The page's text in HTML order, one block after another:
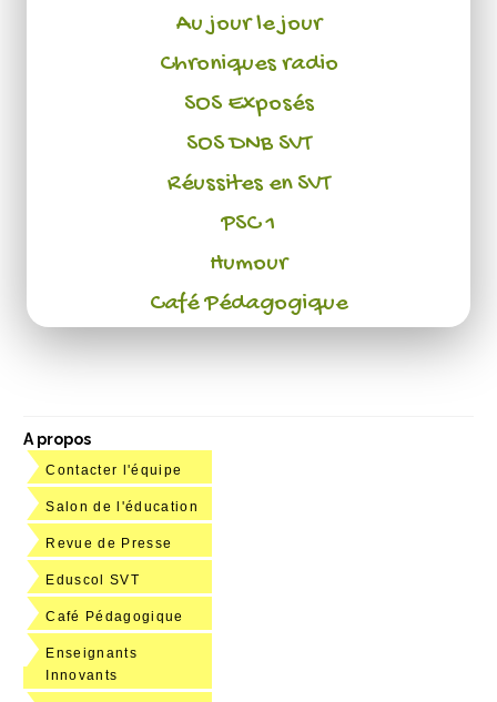
Au jour le jour
Chroniques radio
SOS Exposés
SOS DNB SVT
Réussites en SVT
PSC 1
Humour
Café Pédagogique
A propos
Contacter l'équipe
Salon de l'éducation
Revue de Presse
Eduscol SVT
Café Pédagogique
Enseignants
Innovants